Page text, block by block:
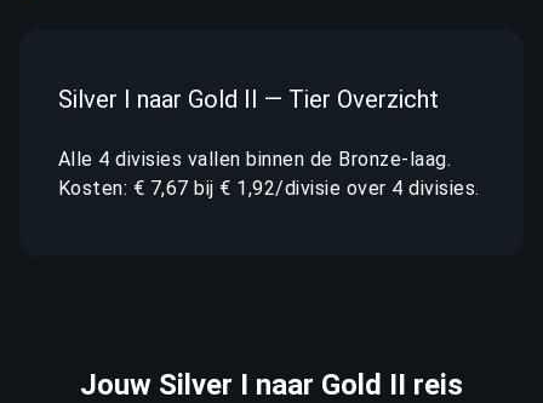
Silver I naar Gold II — Tier Overzicht
Alle 4 divisies vallen binnen de Bronze-laag.
Kosten: € 7,67 bij € 1,92/divisie over 4 divisies.
Jouw Silver I naar Gold II reis